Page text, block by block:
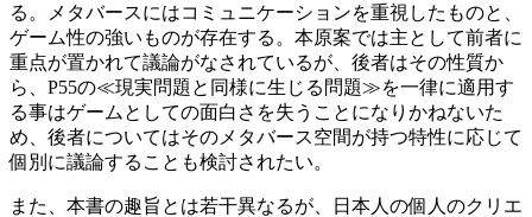
る。メタバースにはコミュニケーションを重視したものと、
ゲーム性の強いものが存在する。本原案では主として前者に
重点が置かれて議論がなされているが、後者はその性質か
ら、P55の≪現実問題と同様に生じる問題≫を一律に適用す
る事はゲームとしての面白さを失うことになりかねないた
め、後者についてはそのメタバース空間が持つ特性に応じて
個別に議論することも検討されたい。
また、本書の趣旨とは若干異なるが、日本人の個人のクリエ